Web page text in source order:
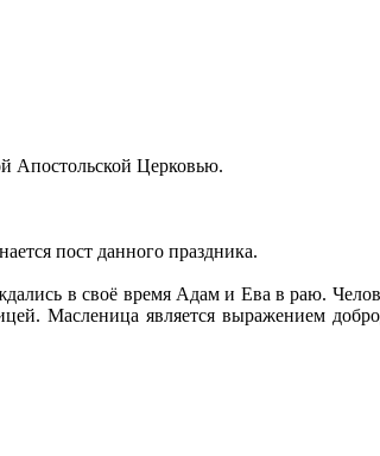
Апостольской Церковью.
пост данного праздника.
в своё время Адам и Ева в раю.
Масленица является выражением